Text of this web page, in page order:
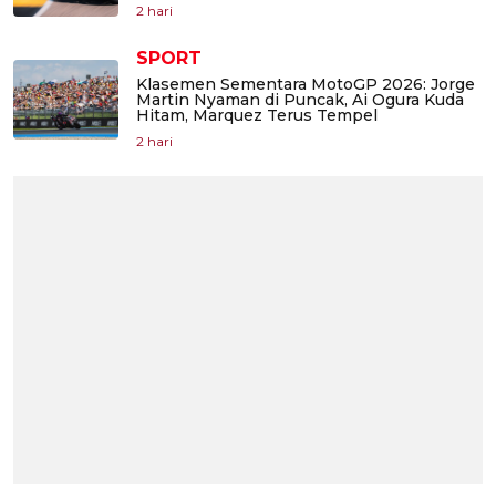
2 hari
SPORT
Klasemen Sementara MotoGP 2026: Jorge
Martin Nyaman di Puncak, Ai Ogura Kuda
Hitam, Marquez Terus Tempel
2 hari